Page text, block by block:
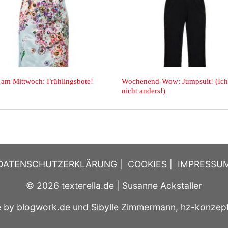
Letzten Samstag in München. Mode am
COOKIES
© 2026 texterella.de | Susanne Ackstaller
by blogwork.de und Sibylle Zimmermann, hz-